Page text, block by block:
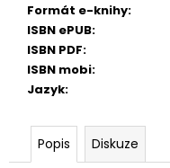
Formát e-knihy:
ISBN ePUB:
ISBN PDF:
ISBN mobi:
Jazyk:
Popis Diskuze